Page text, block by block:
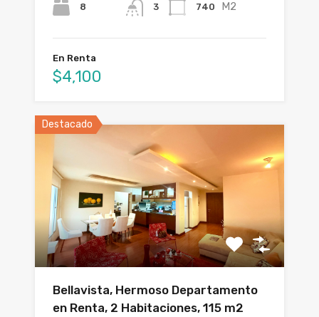
8 3 740 M2
En Renta
$4,100
Destacado
Bellavista, Hermoso Departamento
en Renta, 2 Habitaciones, 115 m2